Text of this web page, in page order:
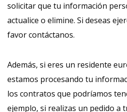
solicitar que tu información
actualice o elimine. Si deseas
favor contáctanos.
Además, si eres un residente
estamos procesando tu
los contratos que podríamos
ejemplo, si realizas un pedido a